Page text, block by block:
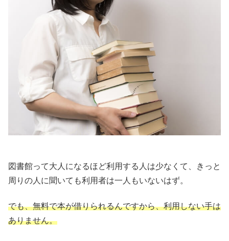
図書館って大人になるほど利用する人は少なくて、きっと
周りの人に聞いても利用者は一人もいないはず。
でも、無料で本が借りられるんですから、利用しない手は
ありません。